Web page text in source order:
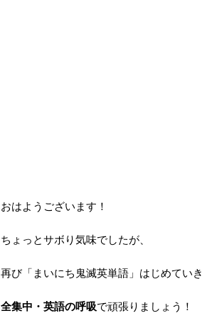
おはようございます！
ちょっとサボり気味でしたが、
再び「まいにち鬼滅英単語」はじめていき
全集中・英語の呼吸で頑張りましょう！